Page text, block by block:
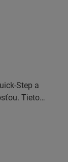
Step a
Tieto
prírodný